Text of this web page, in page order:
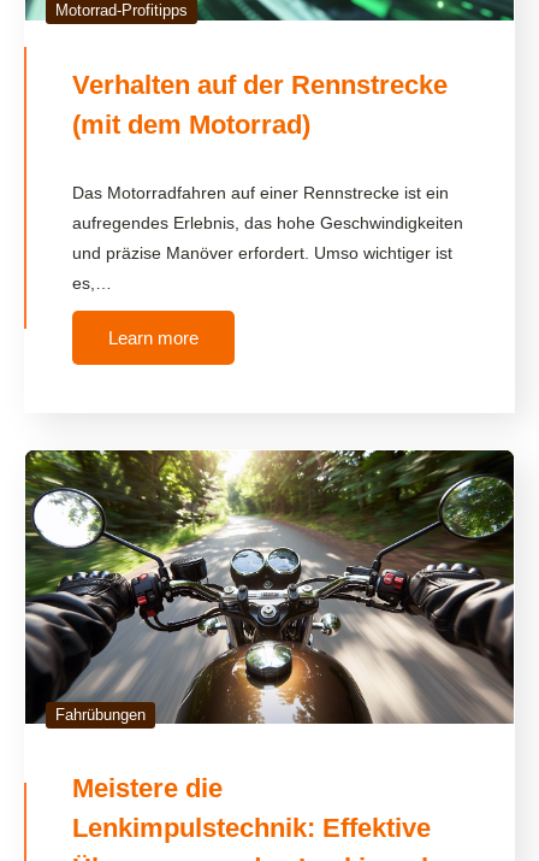
Motorrad-Profitipps
Verhalten auf der Rennstrecke
(mit dem Motorrad)
Das Motorradfahren auf einer Rennstrecke ist ein
aufregendes Erlebnis, das hohe Geschwindigkeiten
und präzise Manöver erfordert. Umso wichtiger ist
es,…
Learn more
Fahrübungen
Meistere die
Lenkimpulstechnik: Effektive